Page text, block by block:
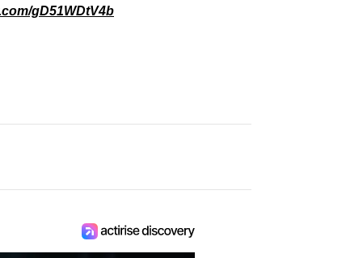
gD51WDtV4b